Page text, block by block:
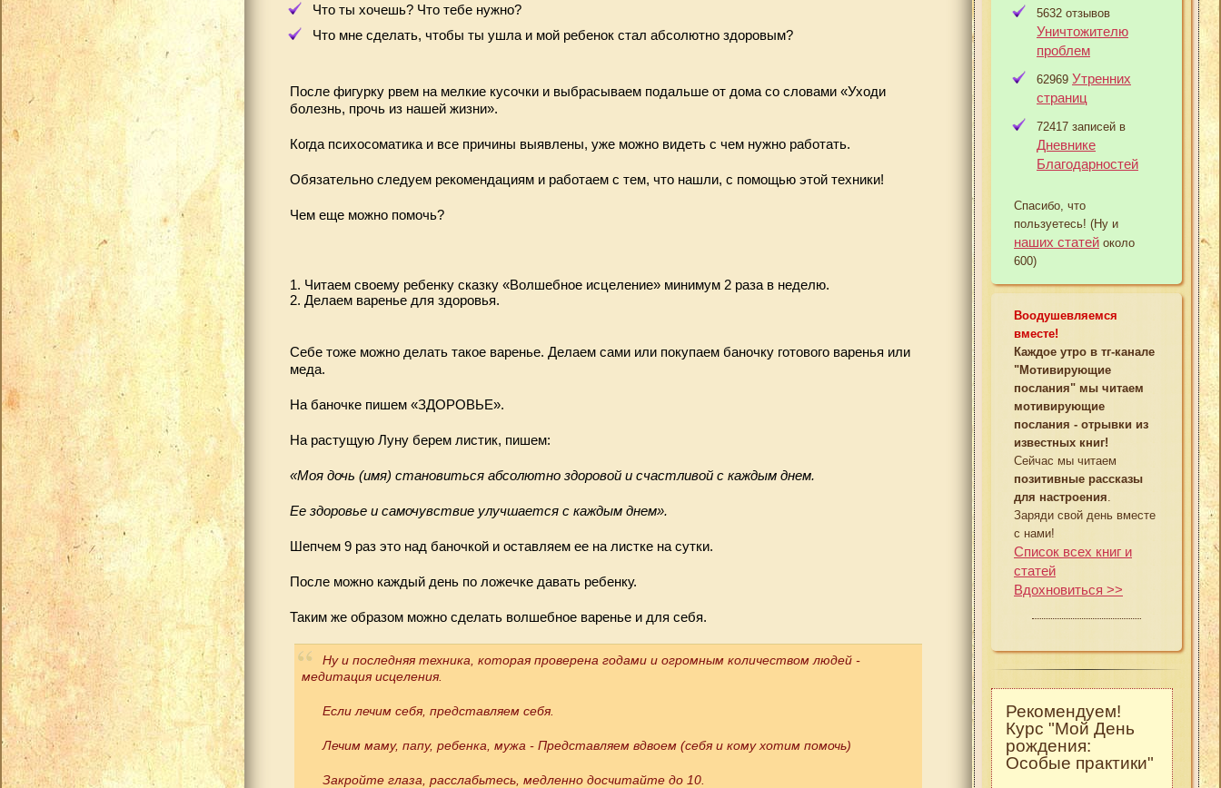
Что ты хочешь? Что тебе нужно?
Что мне сделать, чтобы ты ушла и мой ребенок стал абсолютно здоровым?
После фигурку рвем на мелкие кусочки и выбрасываем подальше от дома со словами «Уходи
болезнь, прочь из нашей жизни».
Когда психосоматика и все причины выявлены, уже можно видеть с чем нужно работать.
Обязательно следуем рекомендациям и работаем с тем, что нашли, с помощью этой техники!
Чем еще можно помочь?
1. Читаем своему ребенку сказку «Волшебное исцеление» минимум 2 раза в неделю.
2. Делаем варенье для здоровья.
Себе тоже можно делать такое варенье. Делаем сами или покупаем баночку готового варенья или
меда.
На баночке пишем «ЗДОРОВЬЕ».
На растущую Луну берем листик, пишем:
«Моя дочь (имя) становиться абсолютно здоровой и счастливой с каждым днем.
Ее здоровье и самочувствие улучшается с каждым днем».
Шепчем 9 раз это над баночкой и оставляем ее на листке на сутки.
После можно каждый день по ложечке давать ребенку.
Таким же образом можно сделать волшебное варенье и для себя.
Ну и последняя техника, которая проверена годами и огромным количеством людей -
медитация исцеления.
Если лечим себя, представляем себя.
Лечим маму, папу, ребенка, мужа - Представляем вдвоем (себя и кому хотим помочь)
Закройте глаза, расслабьтесь, медленно досчитайте до 10.
5632 отзывов
Уничтожителю
проблем
62969 Утренних
страниц
72417 записей в
Дневнике
Благодарностей
Спасибо, что
пользуетесь! (Ну и
наших статей около
600)
Воодушевляемся
вместе!
Каждое утро в тг-канале
"Мотивирующие
послания" мы читаем
мотивирующие
послания - отрывки из
известных книг!
Сейчас мы читаем
позитивные рассказы
для настроения
Заряди свой день вместе
с нами!
Список всех книг и
статей
Вдохновиться >>
Рекомендуем!
Курс "Мой День
рождения:
Особые практики"